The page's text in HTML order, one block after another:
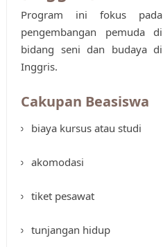
Program ini fokus pada
pengembangan pemuda di
bidang seni dan budaya di
Inggris.
Cakupan Beasiswa
biaya kursus atau studi
akomodasi
tiket pesawat
tunjangan hidup